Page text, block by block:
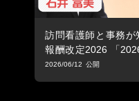
訪問看護師と事務が
報酬改定2026 「
訪問看護はどう変わ
2026/06/12